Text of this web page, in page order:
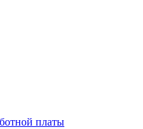
платы